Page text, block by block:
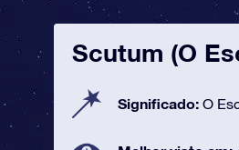
Scutum (O
Significado: O